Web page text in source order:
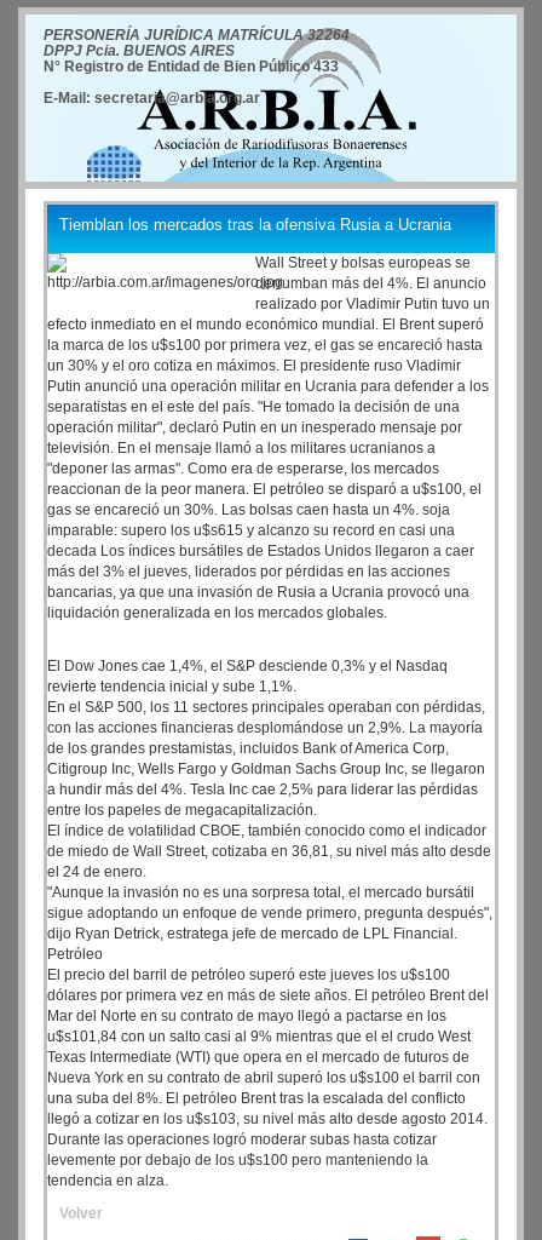
PERSONERÍA JURÍDICA MATRÍCULA 32264
DPPJ Pcia. BUENOS AIRES
N° Registro de Entidad de Bien Público 433
E-Mail: secretaria@arbia.org.ar
Tiemblan los mercados tras la ofensiva Rusia a Ucrania
Wall Street y bolsas europeas se
derrumban más del 4%. El anuncio
realizado por Vladimir Putin tuvo un
efecto inmediato en el mundo económico mundial. El Brent superó
la marca de los u$s100 por primera vez, el gas se encareció hasta
un 30% y el oro cotiza en máximos. El presidente ruso Vladimir
Putin anunció una operación militar en Ucrania para defender a los
separatistas en el este del país. "He tomado la decisión de una
operación militar", declaró Putin en un inesperado mensaje por
televisión. En el mensaje llamó a los militares ucranianos a
"deponer las armas". Como era de esperarse, los mercados
reaccionan de la peor manera. El petróleo se disparó a u$s100, el
gas se encareció un 30%. Las bolsas caen hasta un 4%. soja
imparable: supero los u$s615 y alcanzo su record en casi una
decada Los índices bursátiles de Estados Unidos llegaron a caer
más del 3% el jueves, liderados por pérdidas en las acciones
bancarias, ya que una invasión de Rusia a Ucrania provocó una
liquidación generalizada en los mercados globales.
El Dow Jones cae 1,4%, el S&P desciende 0,3% y el Nasdaq
revierte tendencia inicial y sube 1,1%.
En el S&P 500, los 11 sectores principales operaban con pérdidas,
con las acciones financieras desplomándose un 2,9%. La mayoría
de los grandes prestamistas, incluidos Bank of America Corp,
Citigroup Inc, Wells Fargo y Goldman Sachs Group Inc, se llegaron
a hundir más del 4%. Tesla Inc cae 2,5% para liderar las pérdidas
entre los papeles de megacapitalización.
El índice de volatilidad CBOE, también conocido como el indicador
de miedo de Wall Street, cotizaba en 36,81, su nivel más alto desde
el 24 de enero.
"Aunque la invasión no es una sorpresa total, el mercado bursátil
sigue adoptando un enfoque de vende primero, pregunta después",
dijo Ryan Detrick, estratega jefe de mercado de LPL Financial.
Petróleo
El precio del barril de petróleo superó este jueves los u$s100
dólares por primera vez en más de siete años. El petróleo Brent del
Mar del Norte en su contrato de mayo llegó a pactarse en los
u$s101,84 con un salto casi al 9% mientras que el el crudo West
Texas Intermediate (WTI) que opera en el mercado de futuros de
Nueva York en su contrato de abril superó los u$s100 el barril con
una suba del 8%. El petróleo Brent tras la escalada del conflicto
llegó a cotizar en los u$s103, su nivel más alto desde agosto 2014.
Durante las operaciones logró moderar subas hasta cotizar
levemente por debajo de los u$s100 pero manteniendo la
tendencia en alza.
Volver